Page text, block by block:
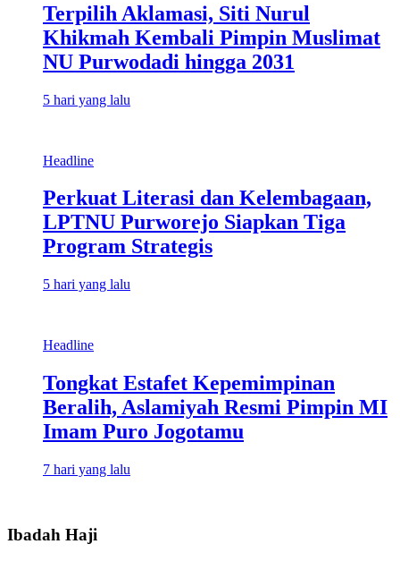
Terpilih Aklamasi, Siti Nurul
Khikmah Kembali Pimpin Muslimat
NU Purwodadi hingga 2031
5 hari yang lalu
Headline
Perkuat Literasi dan Kelembagaan,
LPTNU Purworejo Siapkan Tiga
Program Strategis
5 hari yang lalu
Headline
Tongkat Estafet Kepemimpinan
Beralih, Aslamiyah Resmi Pimpin MI
Imam Puro Jogotamu
7 hari yang lalu
Ibadah Haji